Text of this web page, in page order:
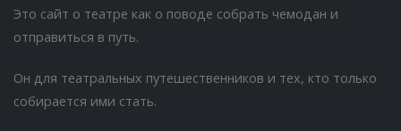
Это сайт о театре как о поводе собрать чемодан и
отправиться в путь.
Он для театральных путешественников и тех, кто только
собирается ими стать.